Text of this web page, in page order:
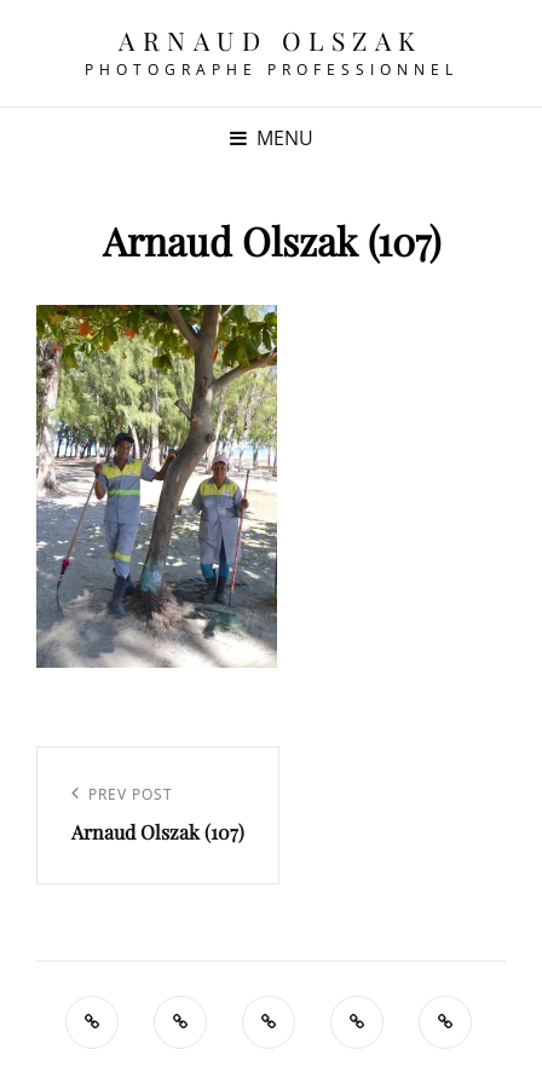
ARNAUD OLSZAK
PHOTOGRAPHE PROFESSIONNEL
MENU
Arnaud Olszak (107)
l’article
Previous
Post
PREV POST
Arnaud Olszak (107)